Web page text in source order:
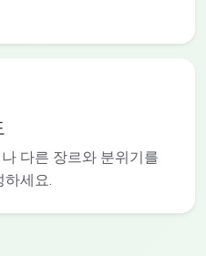
다른 장르와 분위기를
하세요.